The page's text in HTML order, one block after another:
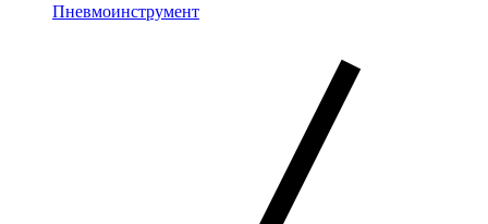
Пневмоинструмент